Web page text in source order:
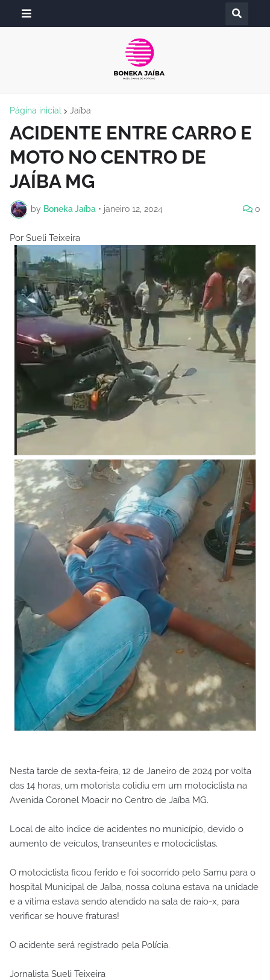
Página inicial Jaíba
ACIDENTE ENTRE CARRO E
MOTO NO CENTRO DE
JAÍBA MG
by Boneka Jaíba • janeiro 12, 2024 0
Por Sueli Teixeira
Nesta tarde de sexta-feira, 12 de Janeiro de 2024 por volta
das 14 horas, um motorista colidiu em um motociclista na
Avenida Coronel Moacir no Centro de Jaíba MG.
Local de alto índice de acidentes no município, devido o
aumento de veículos, transeuntes e motociclistas.
O motociclista ficou ferido e foi socorrido pelo Samu para o
hospital Municipal de Jaíba, nossa coluna estava na unidade
e a vítima estava sendo atendido na sala de raio-x, para
verificar se houve fraturas!
O acidente será registrado pela Polícia.
Jornalista Sueli Teixeira